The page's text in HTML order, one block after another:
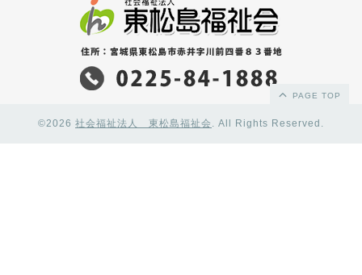
PAGE TOP
©2026 社会福祉法人 東松島福祉会. All Rights Reserved.